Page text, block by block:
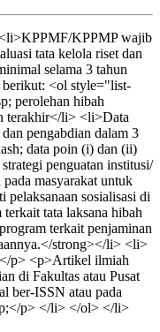
KPPMP wajib
tata kelola riset dan
selama 3 tahun
berikut: <ol style="list-
perolehan hibah
terakhir</li> <li>Data
pengabdian dalam 3
data poin (i) dan (ii)
penguatan institusi/
masyarakat untuk
sosialisasi di
tata laksana hibah
terkait penjaminan
strong></li> <li>
p> <p>Artikel ilmiah
di Fakultas atau Pusat
ber-ISSN atau pada
p> </li> </ol> </li>